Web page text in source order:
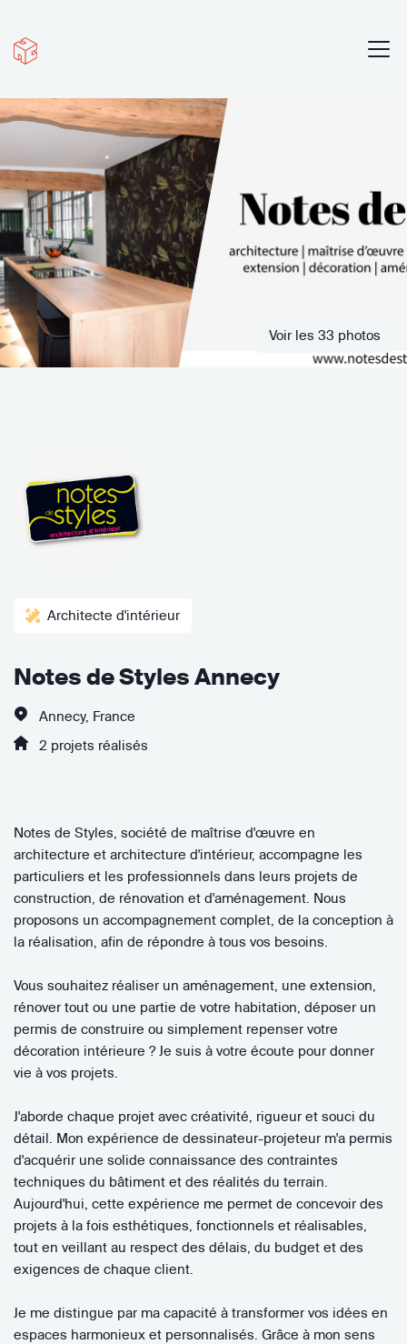
Voir les 33 photos
Architecte d'intérieur
Notes de Styles Annecy
Annecy, France
2 projets réalisés
Notes de Styles, société de maîtrise d'œuvre en
architecture et architecture d'intérieur, accompagne les
particuliers et les professionnels dans leurs projets de
construction, de rénovation et d'aménagement. Nous
proposons un accompagnement complet, de la conception à
la réalisation, afin de répondre à tous vos besoins.
Vous souhaitez réaliser un aménagement, une extension,
rénover tout ou une partie de votre habitation, déposer un
permis de construire ou simplement repenser votre
décoration intérieure ? Je suis à votre écoute pour donner
vie à vos projets.
J'aborde chaque projet avec créativité, rigueur et souci du
détail. Mon expérience de dessinateur-projeteur m'a permis
d'acquérir une solide connaissance des contraintes
techniques du bâtiment et des réalités du terrain.
Aujourd'hui, cette expérience me permet de concevoir des
projets à la fois esthétiques, fonctionnels et réalisables,
tout en veillant au respect des délais, du budget et des
exigences de chaque client.
Je me distingue par ma capacité à transformer vos idées en
espaces harmonieux et personnalisés. Grâce à mon sens